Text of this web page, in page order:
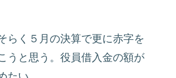
らく５月の決算で更に赤字を
うと思う。役員借入金の額が